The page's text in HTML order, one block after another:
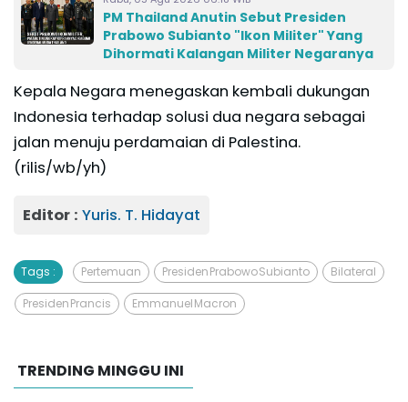
PM Thailand Anutin Sebut Presiden
Prabowo Subianto "Ikon Militer" Yang
Dihormati Kalangan Militer Negaranya
Kepala Negara menegaskan kembali dukungan
Indonesia terhadap solusi dua negara sebagai
jalan menuju perdamaian di Palestina.
(rilis/wb/yh)
Editor : Yuris. T. Hidayat
Tags : Pertemuan Presiden Prabowo Subianto Bilateral
Presiden Prancis Emmanuel Macron
TRENDING MINGGU INI